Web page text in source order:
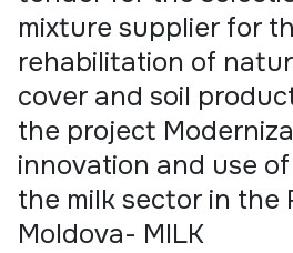
mixture supplier for
rehabilitation of
cover and soil
the project
innovation and use
the milk sector in the
Moldova- MILK